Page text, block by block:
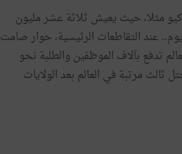
مثلا، حيث يعيش ثلاثة عشرمليون
يوم.. عند التقاطعات الرئيسية، حوارصامت
تدفع بآلاف الموظفين والطلبة نحو
ثالث مرتبة في العالم بعد الولايات